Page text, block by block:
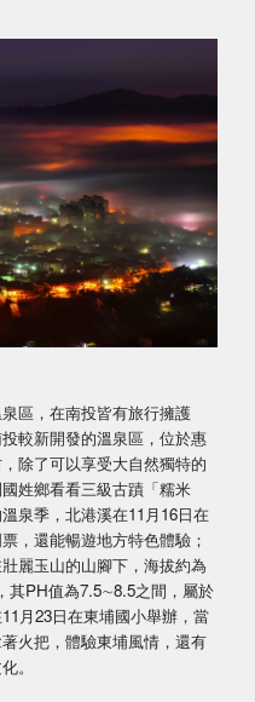
區，在南投皆有旅行擁護
較新開發的溫泉區，位於惠
除了可以享受大自然獨特的
姓鄉看看三級古蹟「糯米
泉季，北港溪在11月16日在
，還能暢遊地方特色體驗；
麗玉山的山腳下，海拔約為
其PH值為7.5∼8.5之間，屬於
月23日在東埔國小舉辦，當
火把，體驗東埔風情，還有
。